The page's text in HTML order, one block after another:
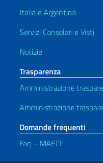
Italia e Argentina
Servizi Consolari e Visti
Notizie
Trasparenza
Amministrazione
Amministrazione
Domande frequenti
Faq – MAECI